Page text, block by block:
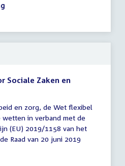
Sociale Zaken en
en zorg, de Wet flexibel
in verband met de
(EU) 2019/1158 van het
Raad van 20 juni 2019